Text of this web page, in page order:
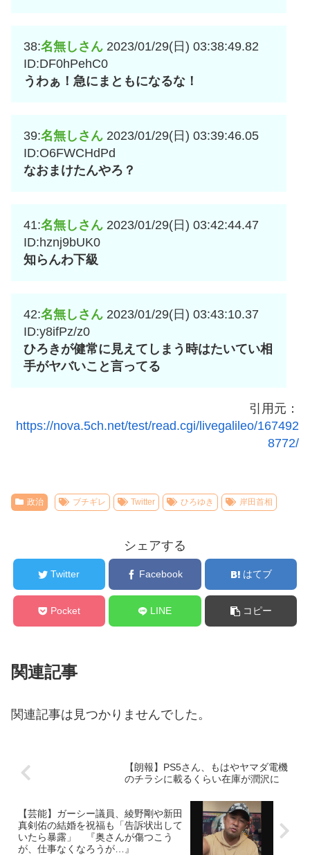
38:名無しさん 2023/01/29(日) 03:38:49.82
ID:DF0hPehC0
うわぁ！急にまともになるな！
39:名無しさん 2023/01/29(日) 03:39:46.05
ID:O6FWCHdPd
なおまけたんやろ？
41:名無しさん 2023/01/29(日) 03:42:44.47
ID:hznj9bUK0
知らんわ下級
42:名無しさん 2023/01/29(日) 03:43:10.37
ID:y8ifPz/z0
ひろきが健常に見えてしまう時はたいてい相
手がヤバいこと言ってる
引用元：
https://nova.5ch.net/test/read.cgi/livegalileo/167492
8772/
政治 ブチギレ Twitter ひろゆき 岸田首相
シェアする
Twitter Facebook はてブ
Pocket LINE コピー
関連記事
関連記事は見つかりませんでした。
【朗報】PS5さん、もはやヤマダ電機
のチラシに載るくらい在庫が潤沢に
【芸能】ガーシー議員、綾野剛や新田
真剣佑の結婚を祝福も「告訴状出して
いたら暴露」 『奥さんが傷つこう
が、仕事なくなろうが…』